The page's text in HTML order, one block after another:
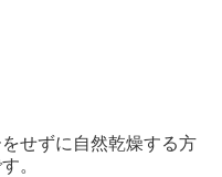
せずに自然乾燥する方
。